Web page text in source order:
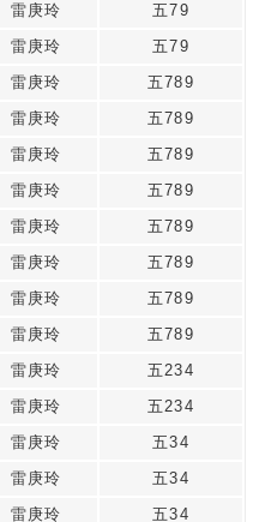
雷庚玲
五79
雷庚玲
五79
雷庚玲
五789
雷庚玲
五789
雷庚玲
五789
雷庚玲
五789
雷庚玲
五789
雷庚玲
五789
雷庚玲
五789
雷庚玲
五789
雷庚玲
五234
雷庚玲
五234
雷庚玲
五34
雷庚玲
五34
雷庚玲 五34